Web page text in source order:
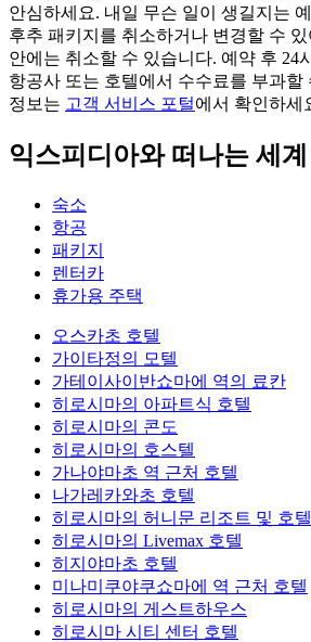
안심하세요. 내일 무슨 일이 생길지는
후추 패키지를 취소하거나 변경할 수
안에는 취소할 수 있습니다. 예약 후 24
항공사 또는 호텔에서 수수료를 부과할
정보는 고객 서비스 포털에서 확인하세
익스피디아와 떠나는 세
숙소
항공
패키지
렌터카
휴가용 주택
오스카초 호텔
가이타정의 모텔
가테이사이반쇼마에 역의 료칸
히로시마의 아파트식 호텔
히로시마의 콘도
히로시마의 호스텔
가나야마초 역 근처 호텔
나가레카와초 호텔
히로시마의 허니문 리조트 및 호텔
히로시마의 Livemax 호텔
히지야마초 호텔
미나미쿠야쿠쇼마에 역 근처 호텔
히로시마의 게스트하우스
히로시마 시티 센터 호텔